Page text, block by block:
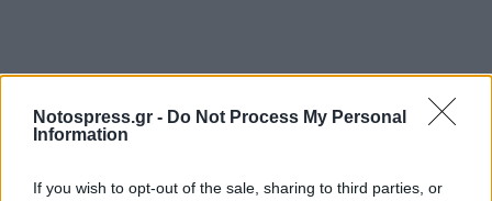
Notospress.gr - Do Not Process My Personal
Information
If you wish to opt-out of the sale, sharing to third parties, or